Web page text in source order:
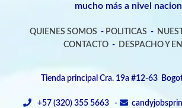
mucho más a nivel
QUIENES SOMOS - POLITICAS -
CONTACTO- DESPACHO Y
Tienda principal Cra. 19a #12-63
+57 (320) 355 5663 -